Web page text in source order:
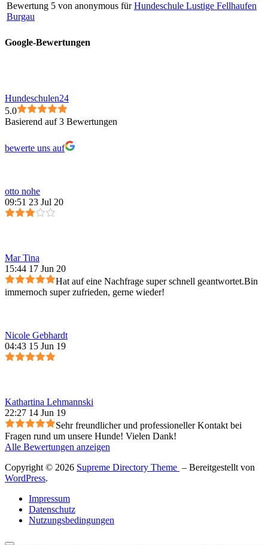
Bewertung 5 von anonymous für Hundeschule Lustige Fellhaufen
Burgau
Google-Bewertungen
Hundeschulen24
5.0
Basierend auf 3 Bewertungen
bewerte uns auf
otto nohe
09:51 23 Jul 20
Mar Tina
15:44 17 Jun 20
Hat auf eine Nachfrage super schnell geantwortet.Bin
immernoch super zufrieden, gerne wieder!
Nicole Gebhardt
04:43 15 Jun 19
Kathartina Lehmannski
22:27 14 Jun 19
Sehr freundlicher und professioneller Kontakt bei
Fragen rund um unsere Hunde! Vielen Dank!
Alle Bewertungen anzeigen
Copyright © 2026 Supreme Directory Theme – Bereitgestellt von
WordPress.
Impressum
Datenschutz
Nutzungsbedingungen